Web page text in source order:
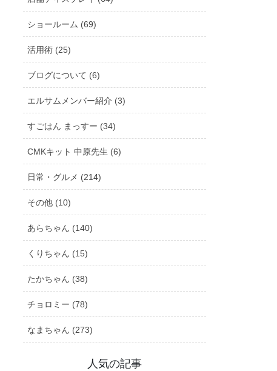
ショールーム (69)
活用術 (25)
ブログについて (6)
エルサムメンバー紹介 (3)
すごはん まっすー (34)
CMKキット 中原先生 (6)
日常・グルメ (214)
その他 (10)
あらちゃん (140)
くりちゃん (15)
たかちゃん (38)
チョロミー (78)
なまちゃん (273)
人気の記事